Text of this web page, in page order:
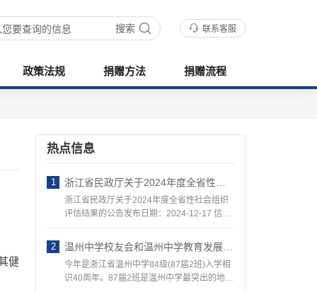
联系客服
搜索
政策法规 捐赠方法 捐赠流程
健
热点信息
1 浙江省民政厅关于2024年度全省性社会组织评估结果的公告
浙江省民政厅关于2024年度全省性社会组织
评估结果的公告发布日期：2024-12-17 信息
2 温州中学校友会和温州中学教育发展基金会组织迎接 —— 87届温州地区班校友回访母校活动
今年是浙江省温州中学84级(87届2班)入学相
识40周年。87届2班是温州中学最突出的地区